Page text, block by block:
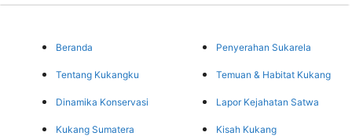
Beranda
Tentang Kukangku
Dinamika Konservasi
Kukang Sumatera
Penyerahan Sukarela
Temuan & Habitat Kukang
Lapor Kejahatan Satwa
Kisah Kukang